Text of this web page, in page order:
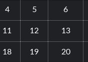
4 5 6
11 12 13
18 19 20